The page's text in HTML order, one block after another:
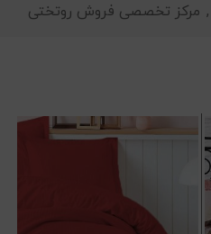
, مرکز تخصصی فروش روتختی